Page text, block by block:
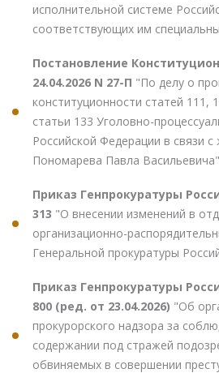
исполнительной системе
соответствующих им
Постановление
24.04.2026 N 27-П "По делу о
конституционности статей 111,
статьи 133 Уголовно-
Российской Федерации в связи
Пономарева Павла Васильевича"
Приказ Генпрокуратуры
313 "О внесении изменений в
организационно-
Генеральной прокуратуры
Приказ Генпрокуратуры
800 (ред. от 23.04.2026) "Об
прокурорского надзора за
содержании под стражей
обвиняемых в совершении